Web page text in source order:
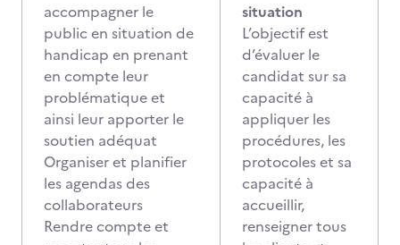
accompagner le
public en situation de
handicap en prenant
en compte leur
problématique et
ainsi leur apporter le
soutien adéquat
Organiser et planifier
les agendas des
collaborateurs
Rendre compte et
situation
L’objectif est
d’évaluer le
candidat sur sa
capacité à
appliquer les
procédures, les
protocoles et sa
capacité à
accueillir,
renseigner tous